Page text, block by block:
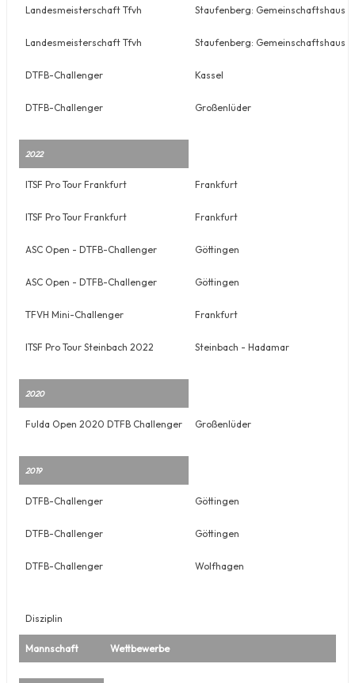
Landesmeisterschaft Tfvh Staufenberg: Gemeinschaftshaus
Landesmeisterschaft Tfvh Staufenberg: Gemeinschaftshaus
DTFB-Challenger Kassel
DTFB-Challenger Großenlüder
2022
ITSF Pro Tour Frankfurt Frankfurt
ITSF Pro Tour Frankfurt Frankfurt
ASC Open - DTFB-Challenger Göttingen
ASC Open - DTFB-Challenger Göttingen
TFVH Mini-Challenger Frankfurt
ITSF Pro Tour Steinbach 2022 Steinbach - Hadamar
2020
Fulda Open 2020 DTFB Challenger Großenlüder
2019
DTFB-Challenger Göttingen
DTFB-Challenger Göttingen
DTFB-Challenger Wolfhagen
Disziplin
Mannschaft Wettbewerbe